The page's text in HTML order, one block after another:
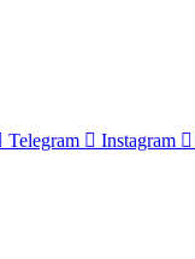
Telegram Instagram